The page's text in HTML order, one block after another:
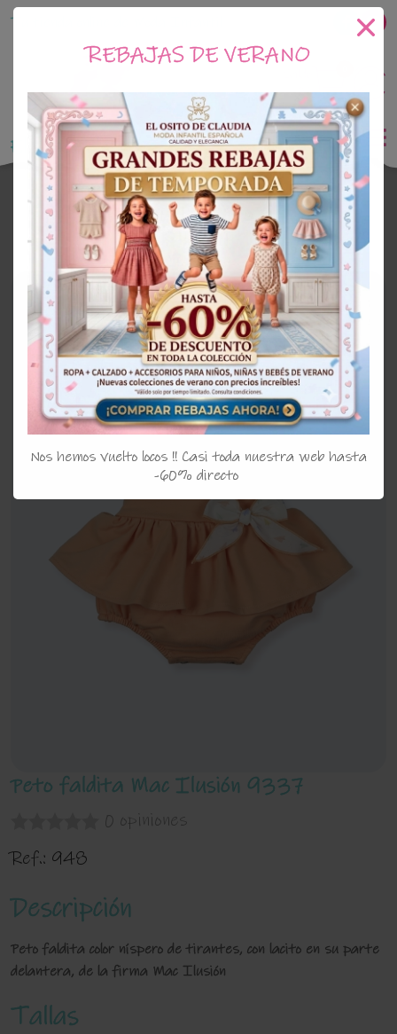
El Osito de Claudia
Tu tienda online de Moda Infantil
0€
Outlet Niña
OUTLET
53%
Peto faldita Mac Ilusión 9337
0 opiniones
Ref.: 948
Descripción
Peto faldita color níspero de tirantes, con lacito en su parte
delantera, de la firma Mac Ilusión
Tallas
REBAJAS DE VERANO
Nos hemos vuelto locos !! Casi toda nuestra web hasta
-60% directo